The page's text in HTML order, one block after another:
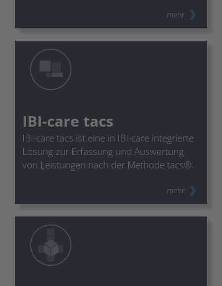
mehr
IBI-care tacs
IBI-care tacs ist eine in IBI-care integrierte
Lösung zur Erfassung und Auswertung
von Leistungen nach der Methode tacs®.
mehr